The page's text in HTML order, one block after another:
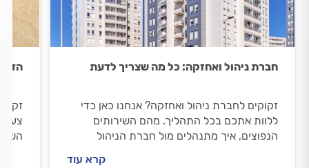
חברת ניהול ואחזקה: כל מה שצריך לדעת
זקוקים לחברת ניהול ואחזקה? אנחנו כאן כדי
ללוות אתכם בכל התהליך. מהם השירותים
הנפוצים, איך מתנהלים מול חברת הניהול
קרא עוד
צעד